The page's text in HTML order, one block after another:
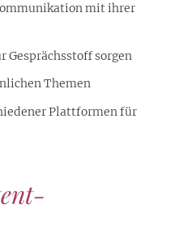
mit ihrer
sorgen
Themen
Plattformen für